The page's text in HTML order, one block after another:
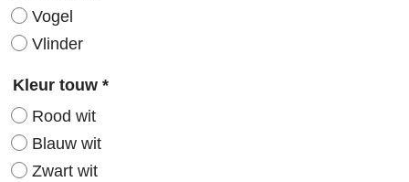
Vogel
Vlinder
Kleur touw *
Rood wit
Blauw wit
Zwart wit